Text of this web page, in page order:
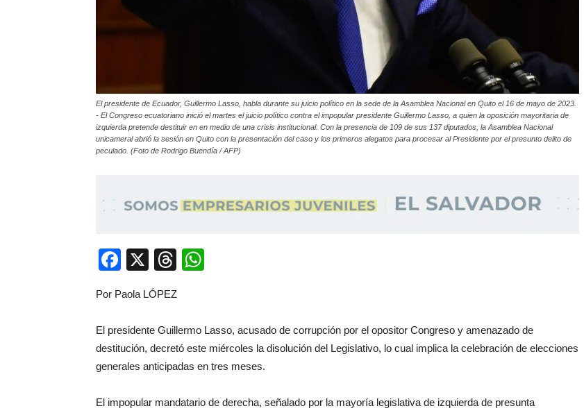
El presidente de Ecuador, Guillermo Lasso, habla durante su juicio político en la sede de la Asamblea Nacional en Quito el 16 de mayo de 2023.
- El Congreso ecuatoriano inició el martes el juicio político contra el impopular presidente Guillermo Lasso, a quien la oposición mayoritaria de
izquierda pretende destituir en en medio de una crisis institucional. Con la presencia de 109 de sus 137 diputados, la Asamblea Nacional
unicameral abrió la sesión en Quito con la presentación del caso y los primeros alegatos para procesar al Presidente por el presunto delito de
peculado. (Foto de Rodrigo Buendía / AFP)
Facebook
X Threads
Por Paola LÓPEZ
El presidente Guillermo Lasso, acusado de corrupción por el opositor Congreso y amenazado de
destitución, decretó este miércoles la disolución del Legislativo, lo cual implica la celebración de elecciones
generales anticipadas en tres meses.
El impopular mandatario de derecha, señalado por la mayoría legislativa de izquierda de presunta